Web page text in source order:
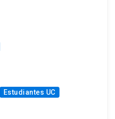
Estudiantes UC